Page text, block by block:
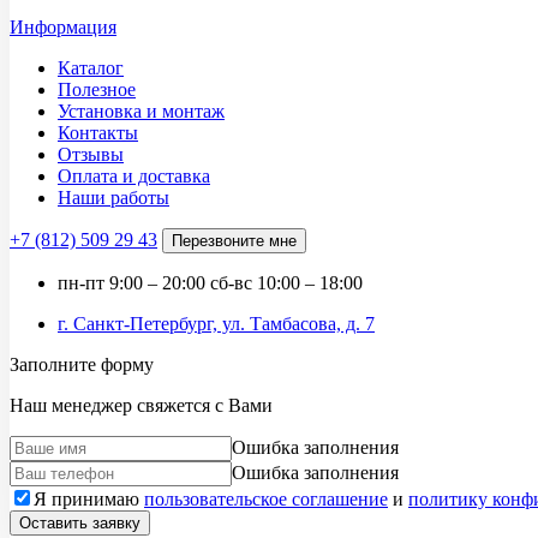
Информация
Каталог
Полезное
Установка и монтаж
Контакты
Отзывы
Оплата и доставка
Наши работы
+7 (812) 509 29 43 Перезвоните мне
пн-пт 9:00 – 20:00 сб-вс 10:00 – 18:00
г. Санкт-Петербург, ул. Тамбасова, д. 7
Заполните форму
Наш менеджер свяжется с Вами
Ошибка заполнения
Ошибка заполнения
Я принимаю пользовательское соглашение и политику
Оставить заявку